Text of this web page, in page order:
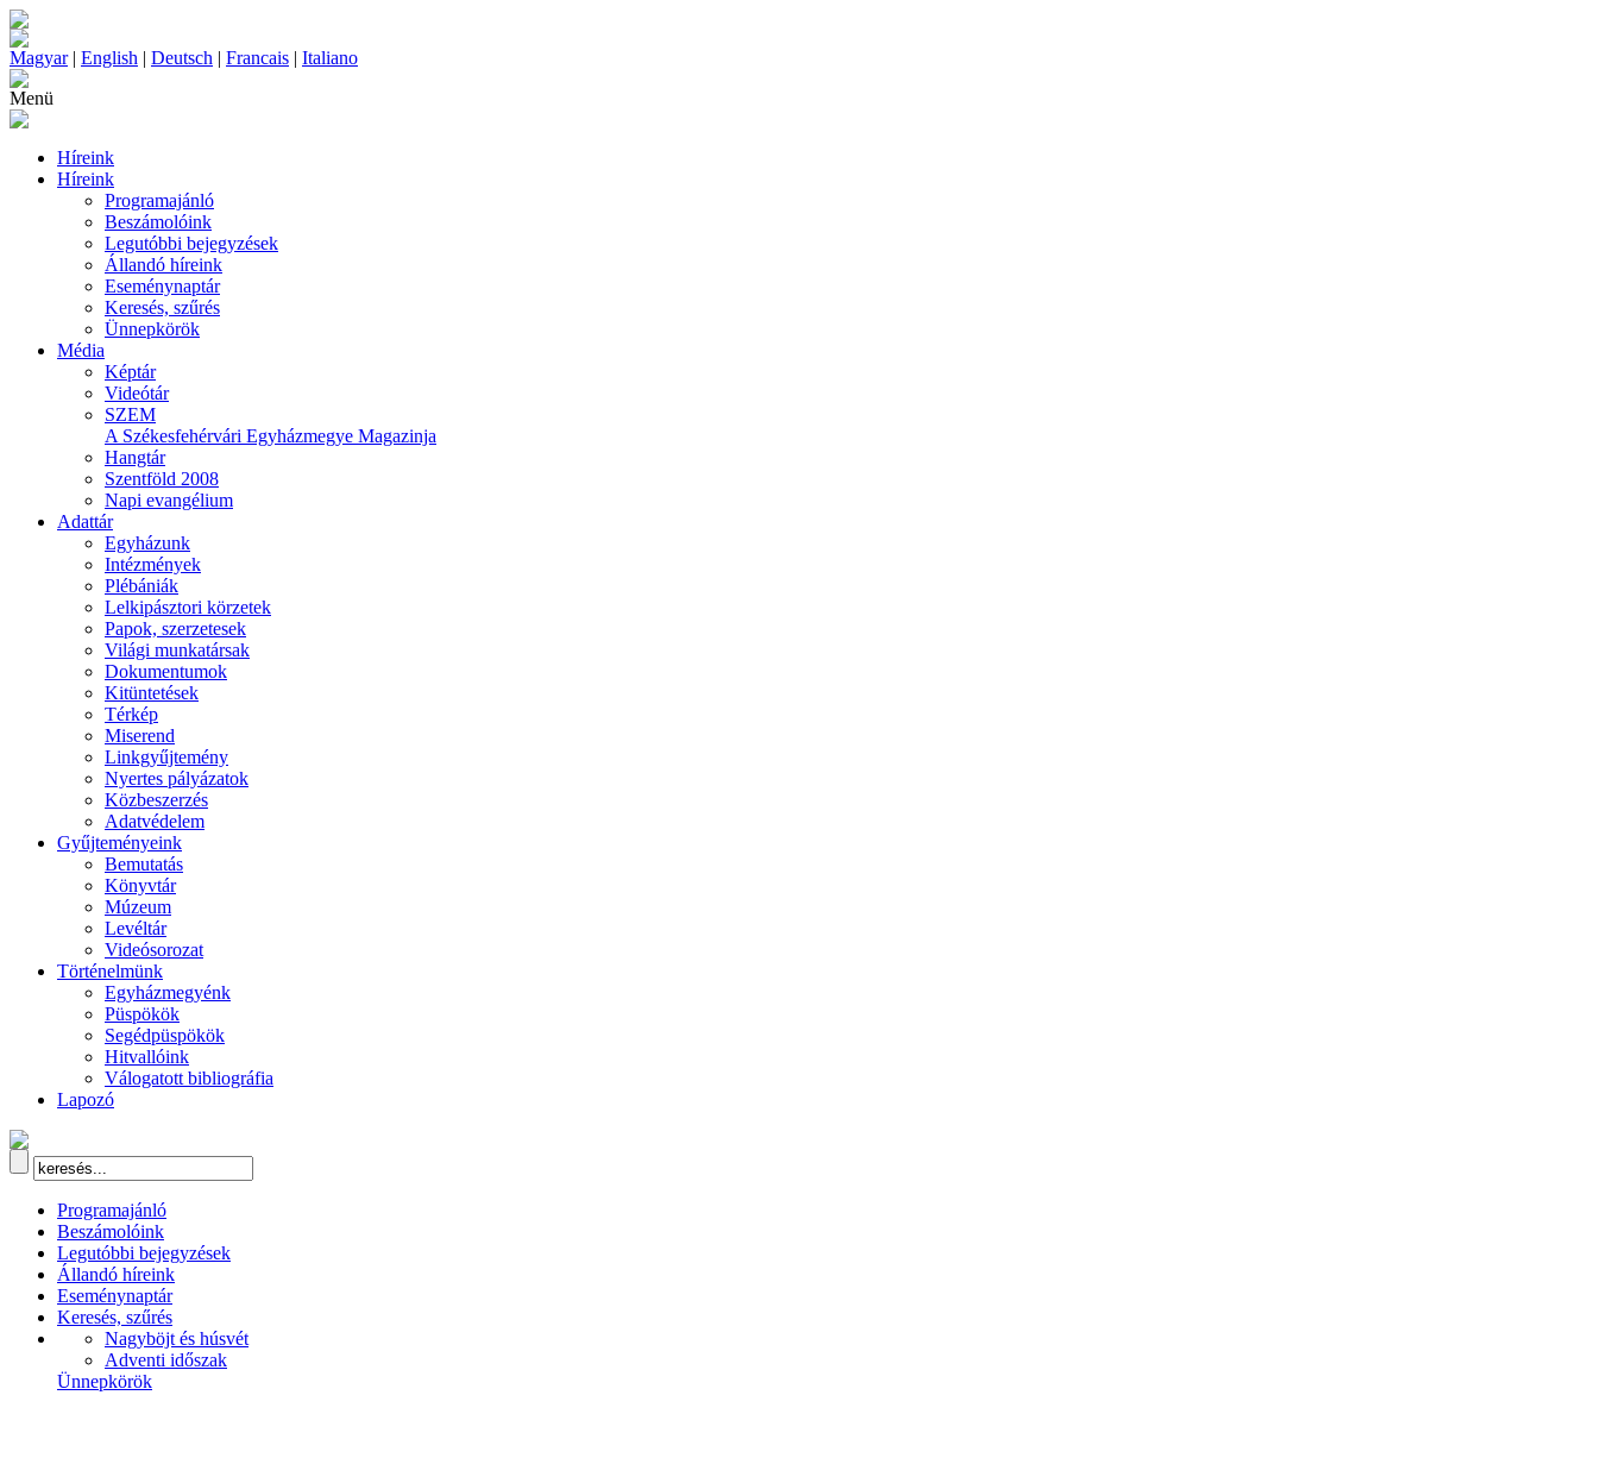
Magyar| English | Deutsch | Francais | Italiano
Menü
Híreink
Híreink
Programajánló
Beszámolóink
Legutóbbi bejegyzések
Állandó híreink
Eseménynaptár
Keresés, szűrés
Ünnepkörök
Média
Képtár
Videótár
SZEM
A Székesfehérvári Egyházmegye Magazinja
Hangtár
Szentföld 2008
Napi evangélium
Adattár
Egyházunk
Intézmények
Plébániák
Lelkipásztori körzetek
Papok, szerzetesek
Világi munkatársak
Dokumentumok
Kitüntetések
Térkép
Miserend
Linkgyűjtemény
Nyertes pályázatok
Közbeszerzés
Adatvédelem
Gyűjteményeink
Bemutatás
Könyvtár
Múzeum
Levéltár
Videósorozat
Történelmünk
Egyházmegyénk
Püspökök
Segédpüspökök
Hitvallóink
Válogatott bibliográfia
Lapozó
Programajánló
Beszámolóink
Legutóbbi bejegyzések
Állandó híreink
Eseménynaptár
Keresés, szűrés
Nagyböjt és húsvét
Adventi időszak
Ünnepkörök